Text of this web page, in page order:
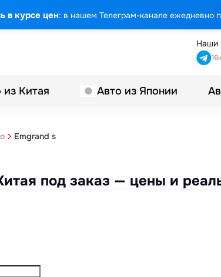
в курсе цен: в нашем Телеграм-канале ежедневно
Наши
16к
из Китая Авто из Японии
Emgrand s
под заказ — цены и